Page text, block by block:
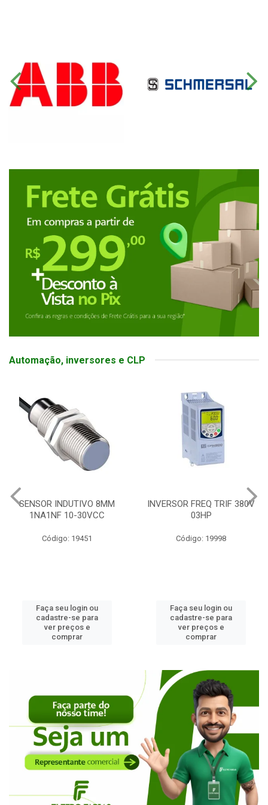
Automação, inversores e CLP
SENSOR INDUTIVO 8MM
1NA1NF 10-30VCC
Código: 19451
Faça seu login ou
cadastre-se para
ver preços e
comprar
INVERSOR FREQ TRIF 380V
03HP
Código: 19998
Faça seu login ou
cadastre-se para
ver preços e
comprar